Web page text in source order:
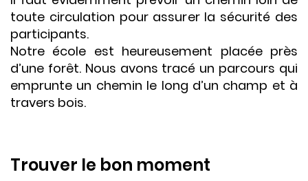
toute circulation pour assurer la sécurité des
participants.
Notre école est heureusement placée près
d’une forêt. Nous avons tracé un parcours qui
emprunte un chemin le long d’un champ et à
travers bois.
Trouver le bon moment